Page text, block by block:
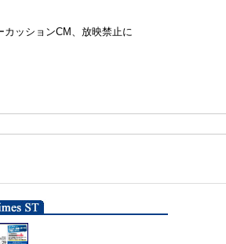
カッションCM、放映禁止に